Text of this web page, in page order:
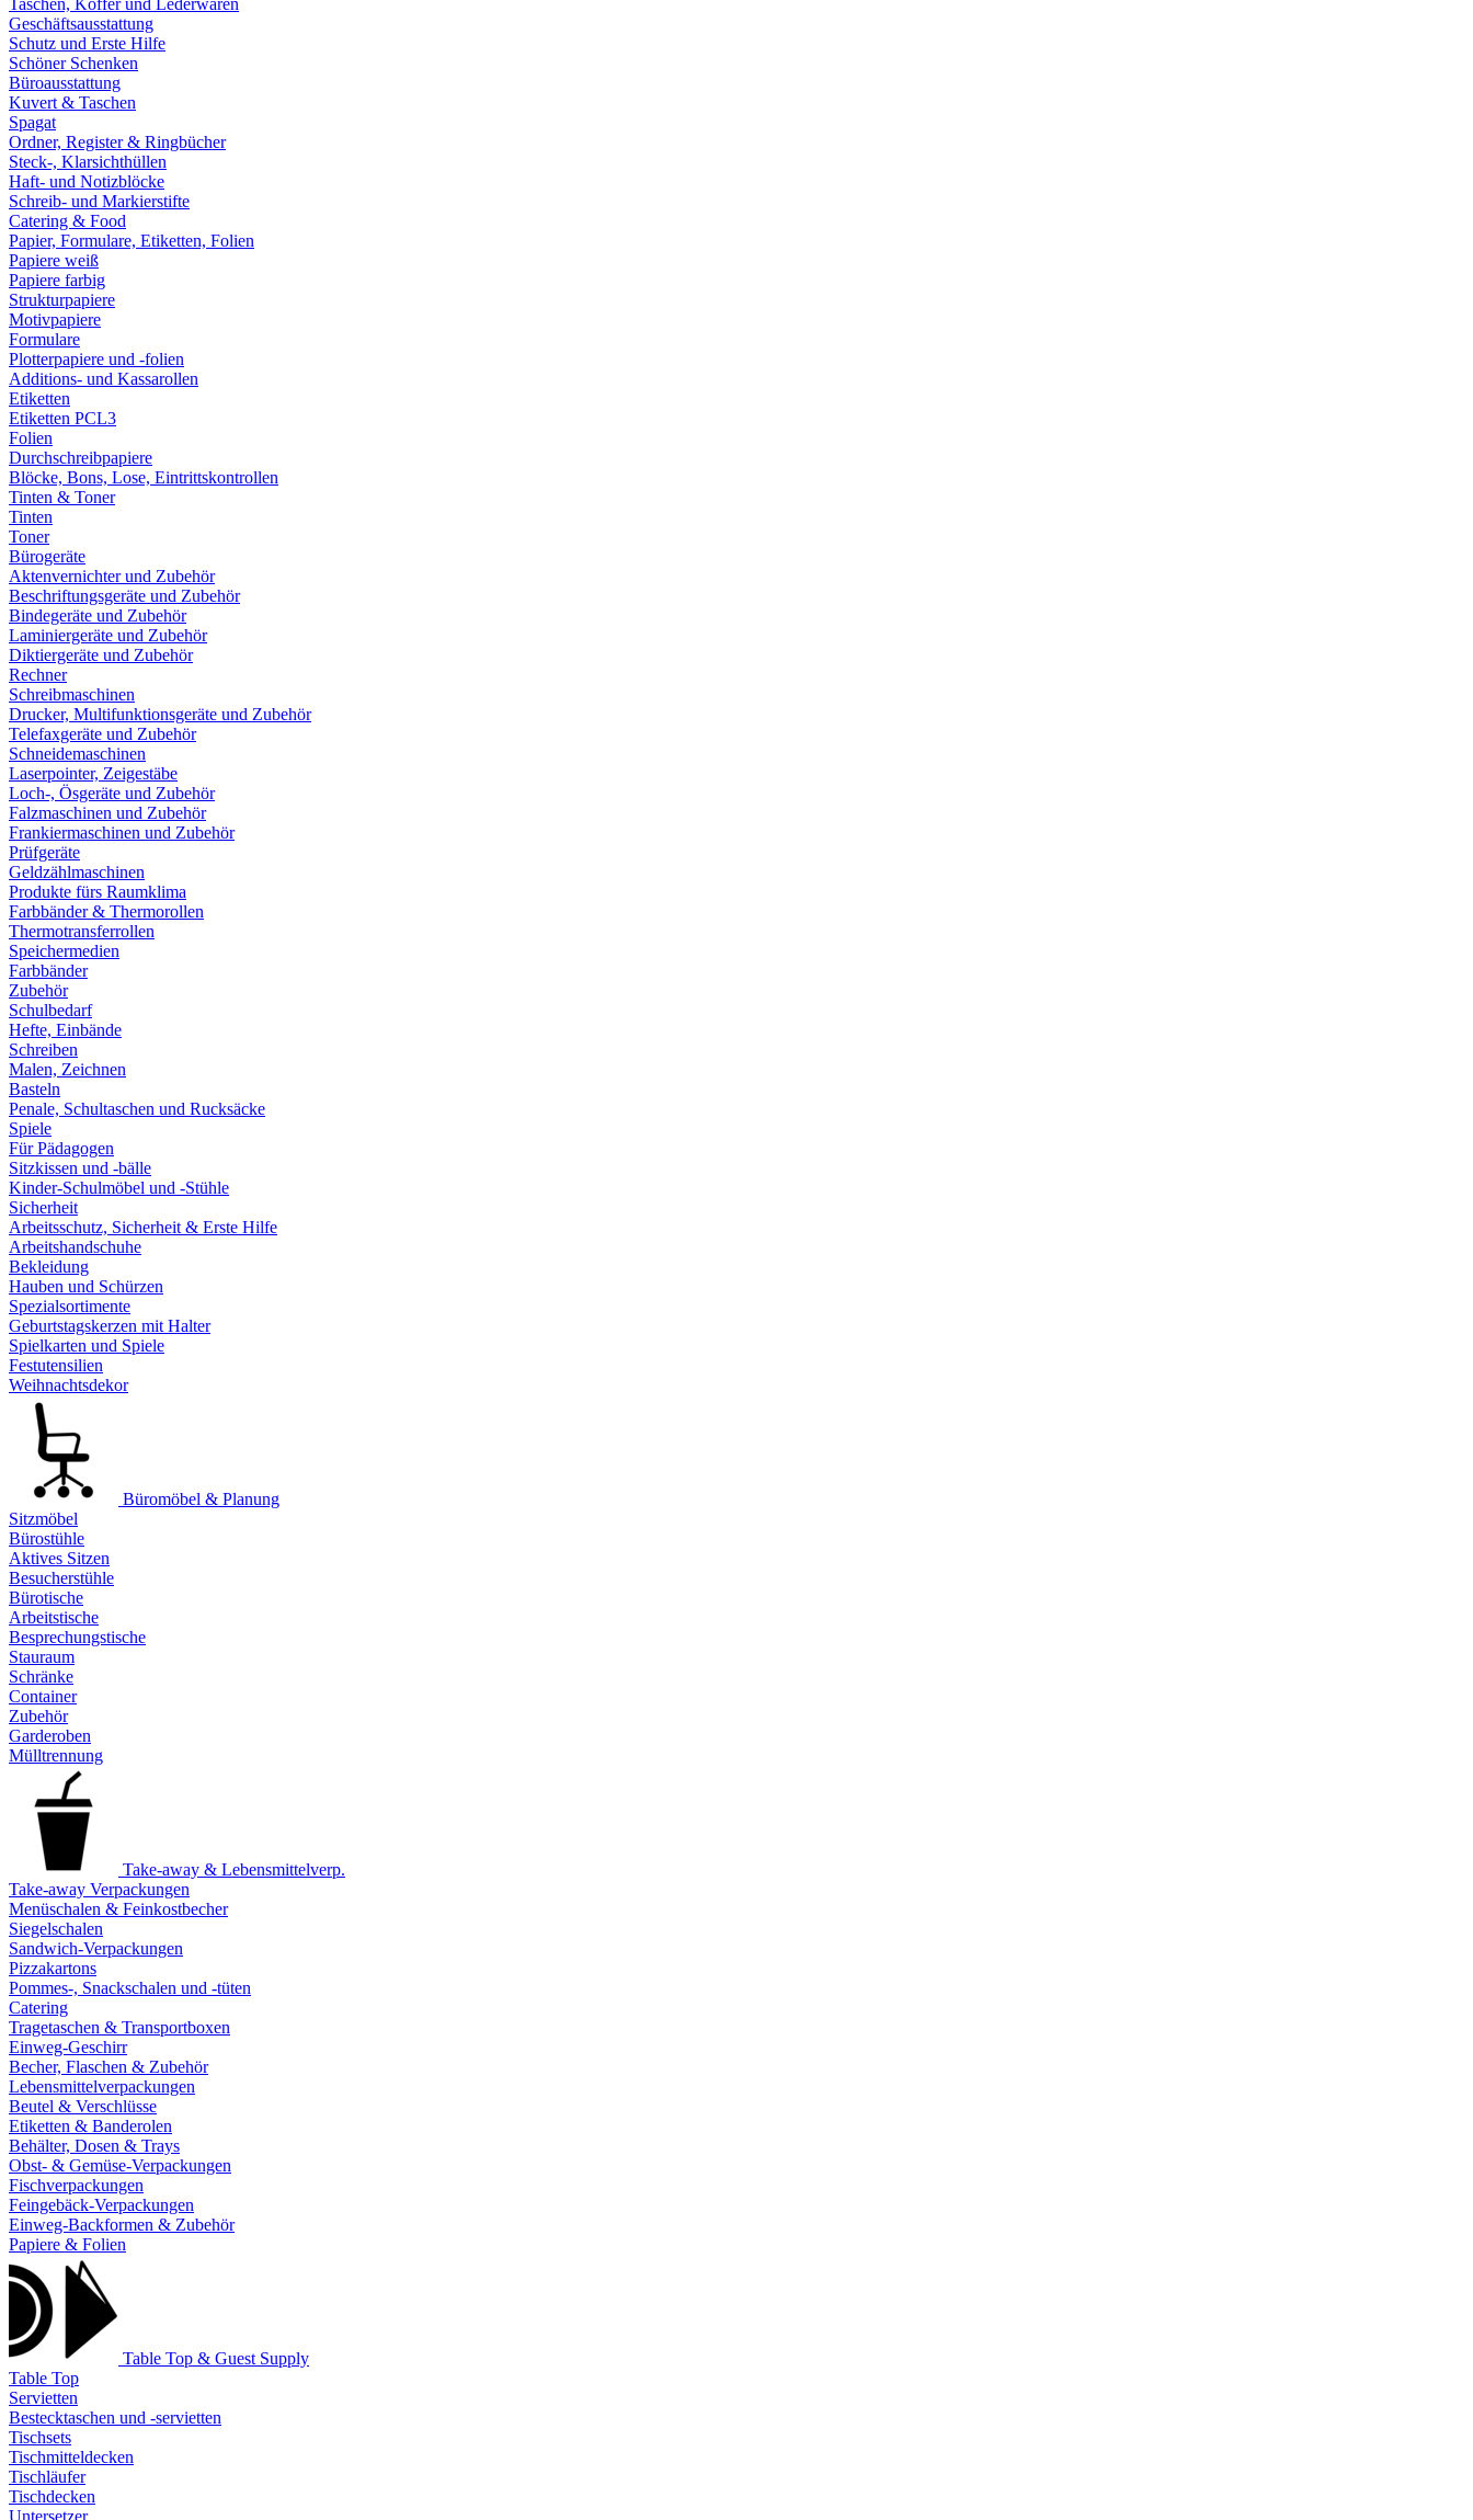
Taschen, Koffer und Lederwaren
Geschäftsausstattung
Schutz und Erste Hilfe
Schöner Schenken
Büroausstattung
Kuvert & Taschen
Spagat
Ordner, Register & Ringbücher
Steck-, Klarsichthüllen
Haft- und Notizblöcke
Schreib- und Markierstifte
Catering & Food
Papier, Formulare, Etiketten, Folien
Papiere weiß
Papiere farbig
Strukturpapiere
Motivpapiere
Formulare
Plotterpapiere und -folien
Additions- und Kassarollen
Etiketten
Etiketten PCL3
Folien
Durchschreibpapiere
Blöcke, Bons, Lose, Eintrittskontrollen
Tinten & Toner
Tinten
Toner
Bürogeräte
Aktenvernichter und Zubehör
Beschriftungsgeräte und Zubehör
Bindegeräte und Zubehör
Laminiergeräte und Zubehör
Diktiergeräte und Zubehör
Rechner
Schreibmaschinen
Drucker, Multifunktionsgeräte und Zubehör
Telefaxgeräte und Zubehör
Schneidemaschinen
Laserpointer, Zeigestäbe
Loch-, Ösgeräte und Zubehör
Falzmaschinen und Zubehör
Frankiermaschinen und Zubehör
Prüfgeräte
Geldzählmaschinen
Produkte fürs Raumklima
Farbbänder & Thermorollen
Thermotransferrollen
Speichermedien
Farbbänder
Zubehör
Schulbedarf
Hefte, Einbände
Schreiben
Malen, Zeichnen
Basteln
Penale, Schultaschen und Rucksäcke
Spiele
Für Pädagogen
Sitzkissen und -bälle
Kinder-Schulmöbel und -Stühle
Sicherheit
Arbeitsschutz, Sicherheit & Erste Hilfe
Arbeitshandschuhe
Bekleidung
Hauben und Schürzen
Spezialsortimente
Geburtstagskerzen mit Halter
Spielkarten und Spiele
Festutensilien
Weihnachtsdekor
Büromöbel & Planung
Sitzmöbel
Bürostühle
Aktives Sitzen
Besucherstühle
Bürotische
Arbeitstische
Besprechungstische
Stauraum
Schränke
Container
Zubehör
Garderoben
Mülltrennung
Take-away & Lebensmittelverp.
Take-away Verpackungen
Menüschalen & Feinkostbecher
Siegelschalen
Sandwich-Verpackungen
Pizzakartons
Pommes-, Snackschalen und -tüten
Catering
Tragetaschen & Transportboxen
Einweg-Geschirr
Becher, Flaschen & Zubehör
Lebensmittelverpackungen
Beutel & Verschlüsse
Etiketten & Banderolen
Behälter, Dosen & Trays
Obst- & Gemüse-Verpackungen
Fischverpackungen
Feingebäck-Verpackungen
Einweg-Backformen & Zubehör
Papiere & Folien
Table Top & Guest Supply
Table Top
Servietten
Bestecktaschen und -servietten
Tischsets
Tischmitteldecken
Tischläufer
Tischdecken